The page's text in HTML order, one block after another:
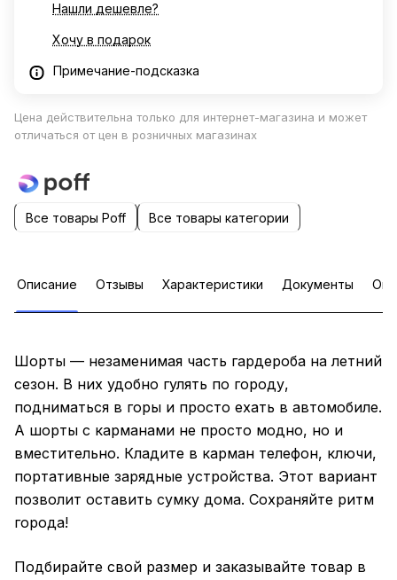
Нашли дешевле?
Хочу в подарок
Примечание-подсказка
Цена действительна только для интернет-магазина и может
отличаться от цен в розничных магазинах
Все товары Poff Все товары категории
Описание Отзывы Характеристики Документы
Шорты — незаменимая часть гардероба на летний
сезон. В них удобно гулять по городу,
подниматься в горы и просто ехать в автомобиле.
А шорты с карманами не просто модно, но и
вместительно. Кладите в карман телефон, ключи,
портативные зарядные устройства. Этот вариант
позволит оставить сумку дома. Сохраняйте ритм
города!
Подбирайте свой размер и заказывайте товар в